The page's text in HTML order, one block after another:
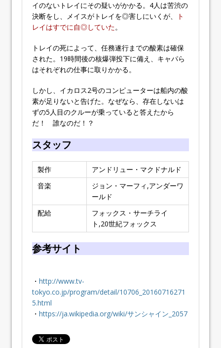
イのないトレイにその疑いがかかる。4人は苦渋の
決断をし、メイスがトレイを◎害しにいくが、
ト
レイはすでに自◎していた。
トレイの死によって、任務遂行までの酸素は確保
された。19時間後の核爆弾投下に備え、キャパら
はそれぞれの仕事に取りかかる。
しかし、イカロス2号のコンピューターは船内の酸
素が足りないと告げた。なぜなら、存在しないは
ずの5人目のクルーが乗っていると答えたから
だ！ 誰なのだ！？
スタッフ
製作
アンドリュー・マクドナルド
音楽
ジョン・マーフィ,アンダーワ
ールド
配給
フォックス・サーチライ
ト,20世紀フォックス
参考サイト
・ http://www.tv-
tokyo.co.jp/program/detail/10706_20160716271
5.html
・ https://ja.wikipedia.org/wiki/サンシャイン_2057